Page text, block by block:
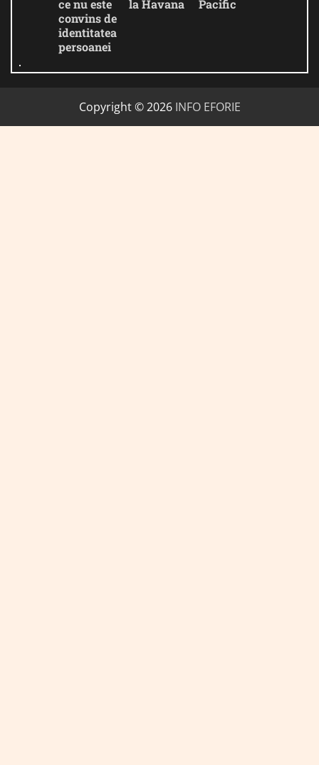
ce nu este
convins de
identitatea
persoanei
la Havana Pacific
Copyright © 2026 INFO EFORIE